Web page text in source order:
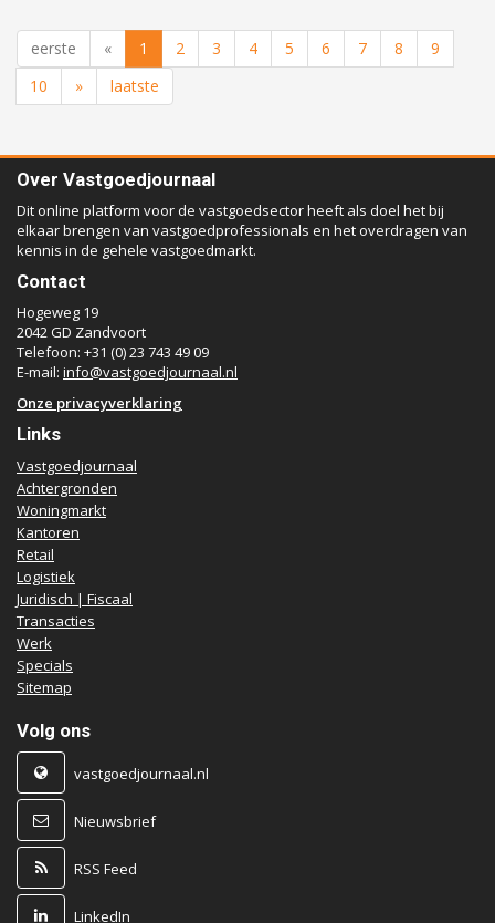
eerste « 1 2 3 4 5 6 7 8
9
10
» laatste
Over Vastgoedjournaal
Dit online platform voor de vastgoedsector heeft als doel het bij
elkaar brengen van vastgoedprofessionals en het overdragen van
kennis in de gehele vastgoedmarkt.
Contact
Hogeweg 19
2042 GD Zandvoort
Telefoon: +31 (0) 23 743 49 09
E-mail: info@vastgoedjournaal.nl
Onze privacyverklaring
Links
Vastgoedjournaal
Achtergronden
Woningmarkt
Kantoren
Retail
Logistiek
Juridisch | Fiscaal
Transacties
Werk
Specials
Sitemap
Volg ons
vastgoedjournaal.nl
Nieuwsbrief
RSS Feed
LinkedIn